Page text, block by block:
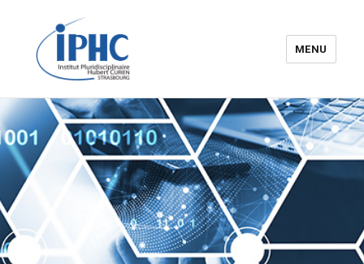
Institut pluridisciplinaire Hubert
Curien – IPHC
MENU